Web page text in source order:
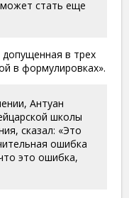
стать еще
в трех
в ​​формулировках».
Антуан
школы
сказал: «Это
ошибка
это ошибка,